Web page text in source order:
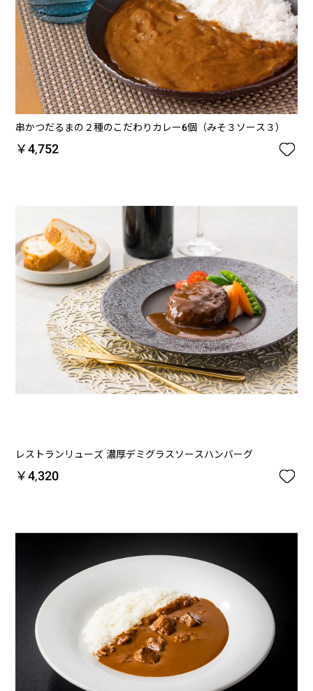
串かつだるまの２種のこだわりカレー6個（みそ３ソース３）
￥4,752 
レストランリューズ 濃厚デミグラスソースハンバーグ
￥4,320 